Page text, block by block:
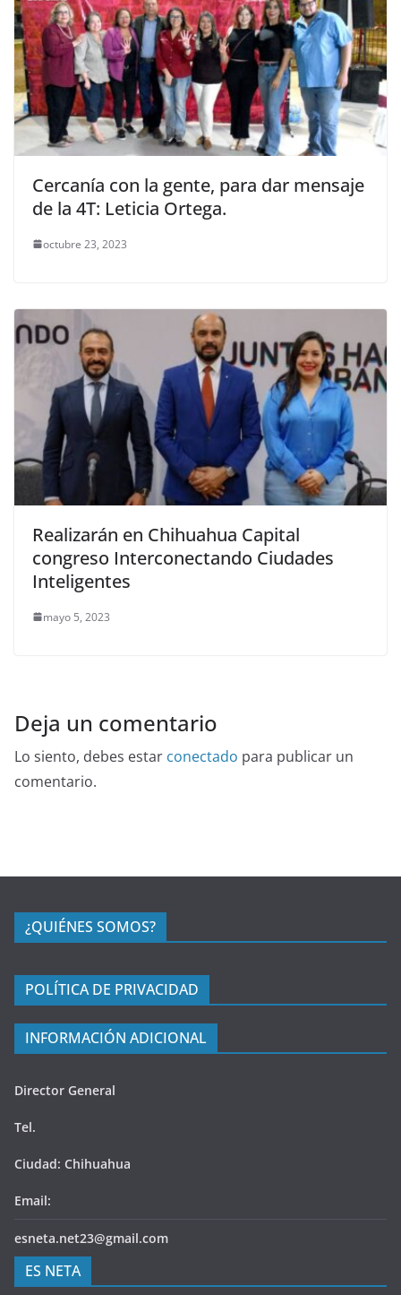
Cercanía con la gente, para dar mensaje
de la 4T: Leticia Ortega.
octubre 23, 2023
Realizarán en Chihuahua Capital
congreso Interconectando Ciudades
Inteligentes
mayo 5, 2023
Deja un comentario
Lo siento, debes estar conectado para publicar un
comentario.
¿QUIÉNES SOMOS?
POLÍTICA DE PRIVACIDAD
INFORMACIÓN ADICIONAL
Director General
Tel.
Ciudad: Chihuahua
Email:
esneta.net23@gmail.com
ES NETA